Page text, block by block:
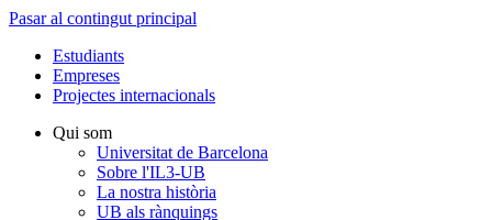
Pasar al contingut principal
Estudiants
Empreses
Projectes internacionals
Qui som
Universitat de Barcelona
Sobre l'IL3-UB
La nostra història
UB als rànquings